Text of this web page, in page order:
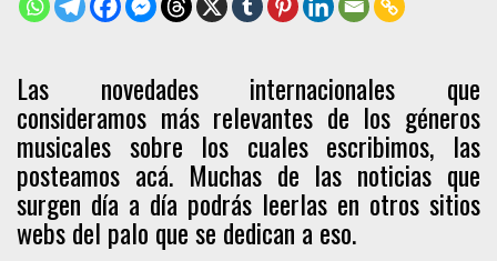
Las novedades internacionales que
consideramos más relevantes de los géneros
musicales sobre los cuales escribimos, las
posteamos acá. Muchas de las noticias que
surgen día a día podrás leerlas en otros sitios
webs del palo que se dedican a eso.